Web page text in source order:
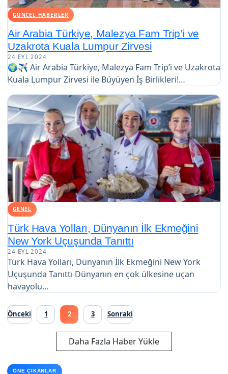
GÜNCEL HABERLER
Air Arabia Türkiye, Malezya Fam Trip’i ve
Uzakrota Kuala Lumpur Zirvesi
24 EYL 2024
🌍✈️ Air Arabia Türkiye, Malezya Fam Trip’i ve Uzakrota
Kuala Lumpur Zirvesi ile Büyüyen İş Birlikleri!…
GENEL
Türk Hava Yolları, Dünyanın İlk Ekmeğini
New York Uçuşunda Tanıttı
24 EYL 2024
Türk Hava Yolları, Dünyanın İlk Ekmeğini New York
Uçuşunda Tanıttı Dünyanın en çok ülkesine uçan
havayolu…
Yazı
sayfalaması
Önceki 1 2 3 Sonraki
Daha Fazla Haber Yükle
ÖNE ÇIKANLAR